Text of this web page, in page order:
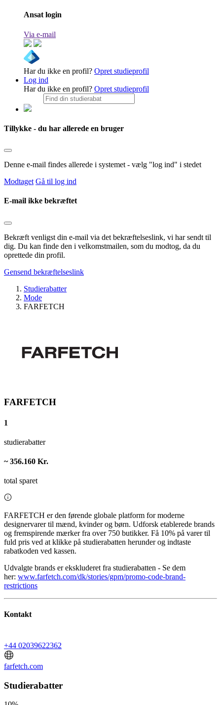
Ansat login
Via e-mail
Har du ikke en profil? Opret studieprofil
Log ind
Har du ikke en profil? Opret studieprofil
Tillykke - du har allerede en bruger
Denne e-mail findes allerede i systemet - vælg "log ind" i stedet
Modtaget Gå til log ind
E-mail ikke bekræftet
Bekræft venligst din e-mail via det bekræftelseslink, vi har sendt til
dig. Du kan finde den i velkomstmailen, som du modtog, da du
oprettede din profil.
Gensend bekræftelseslink
Studierabatter
Mode
FARFETCH
FARFETCH
1
studierabatter
~ 356.160 Kr.
total sparet
FARFETCH er den førende globale platform for moderne
designervarer til mænd, kvinder og børn. Udforsk etablerede brands
og fremspirende mærker fra over 750 butikker. Få 10% på varer til
fuld pris ved at klikke på studierabatten herunder og indtaste
rabatkoden ved kassen.
Udvalgte brands er ekskluderet fra studierabatten - Se dem
her: www.farfetch.com/dk/stories/gpm/promo-code-brand-
restrictions
Kontakt
+44 02039622362
farfetch.com
Studierabatter